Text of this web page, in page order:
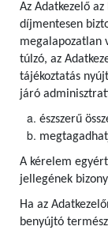
Az Adatkezelő
díjmentesen
megalapozatlan
túlzó, az
tájékoztatás
járó
észszerű
A kérelem
jellegének
Ha az
benyújtó